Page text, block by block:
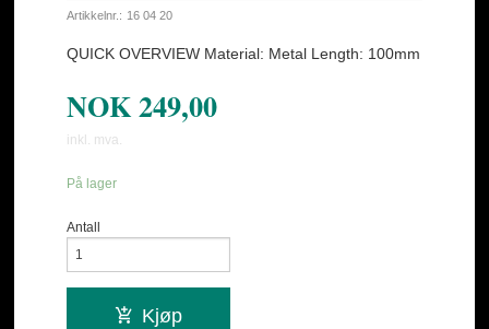
Artikkelnr.: 16 04 20
QUICK OVERVIEW Material: Metal Length: 100mm
NOK249,00
inkl. mva.
På lager
Antall
Kjøp